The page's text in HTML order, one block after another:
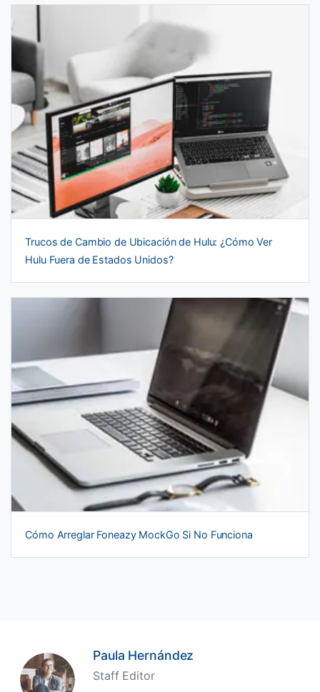
Trucos de Cambio de Ubicación de Hulu: ¿Cómo Ver
Hulu Fuera de Estados Unidos?
Cómo Arreglar Foneazy MockGo Si No Funciona
Paula Hernández
Staff Editor